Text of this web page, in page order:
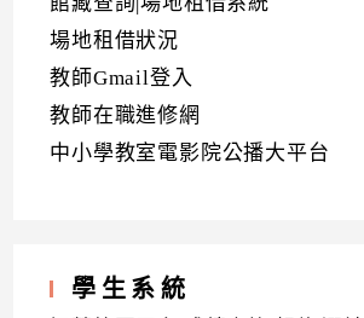
場地租借狀況
教師Gmail登入
教師在職進修網
中小學教室電影院公播大平台
學生系統